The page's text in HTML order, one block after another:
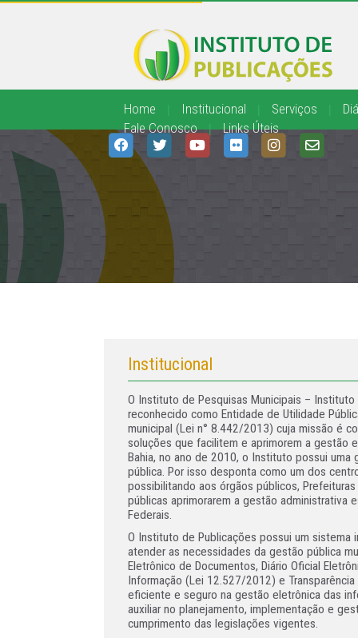
Home Institucional Serviços
Fale Conosco
| Links Úteis
Institucional
O Instituto de Pesquisas Municipais –
reconhecido como Entidade de Utilidade
municipal (Lei n° 8.442/2013) cuja missão é
soluções que facilitem e aprimorem a gestão
Bahia, no ano de 2010, o Instituto possui uma
pública. Por isso desponta como um dos
possibilitando aos órgãos públicos,
públicas aprimorarem a gestão administrativa
Federais.
O Instituto de Publicações possui um
atender as necessidades da gestão pública
Eletrônico de Documentos, Diário Oficial
Informação (Lei 12.527/2012) e
eficiente e seguro na gestão eletrônica das
auxiliar no planejamento, implementação e
cumprimento das legislações vigentes.